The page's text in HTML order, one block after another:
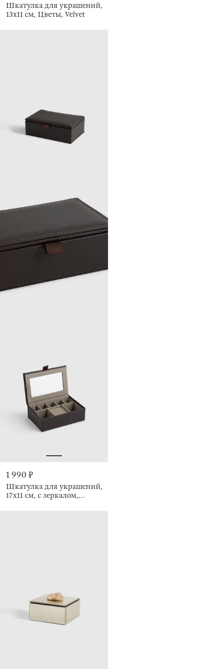
Шкатулка для украшений,
13х11 см, Цветы, Velvet
1 990 ₽
Шкатулка для украшений,
17х11 см, c зеркалом,